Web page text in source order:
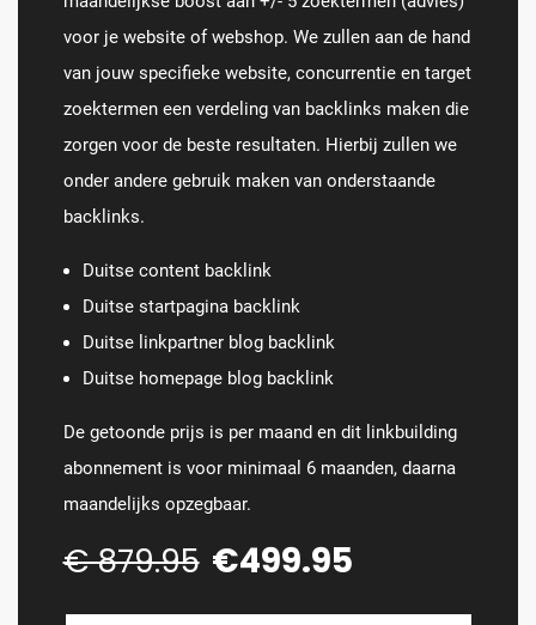
voor je website of webshop. We zullen aan de hand
van jouw specifieke website, concurrentie en target
zoektermen een verdeling van backlinks maken die
zorgen voor de beste resultaten. Hierbij zullen we
onder andere gebruik maken van onderstaande
backlinks.
Duitse content backlink
Duitse startpagina backlink
Duitse linkpartner blog backlink
Duitse homepage blog backlink
De getoonde prijs is per maand en dit linkbuilding
abonnement is voor minimaal 6 maanden, daarna
maandelijks opzegbaar.
€ 879.95 €499.95